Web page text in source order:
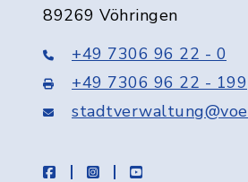
89269 Vöhringen
+49 7306 96 22 - 0
+49 7306 96 22 - 199
facebookinstagramyoutube